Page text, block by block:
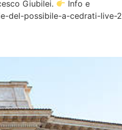
Giubilei.
Info e
del-possibile-a-cedrati-live-